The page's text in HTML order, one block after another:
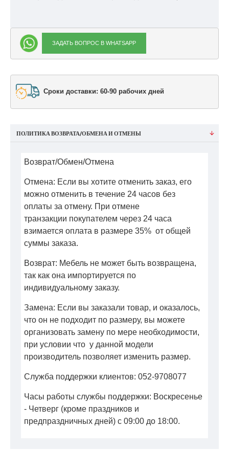
ЗАДАТЬ ВОПРОС В WHATSAPP
Сроки доставки: 60-90 рабочих дней
ПОЛИТИКА ВОЗВРАТА/ОБМЕНА И ОТМЕНЫ
Возврат/Обмен/Отмена
Отмена: Если вы хотите отменить заказ, его
можно отменить в течение 24 часов без
оплаты за отмену. При отмене
транзакции покупателем через 24 часа
взимается оплата в размере 35% от общей
суммы заказа.
Возврат: Мебель не может быть возвращена,
так как она импортируется по
индивидуальному заказу.
Замена: Если вы заказали товар, и оказалось,
что он не подходит по размеру, вы можете
организовать замену по мере необходимости,
при условии что у данной модели
производитель позволяет изменить размер.
Служба поддержки клиентов: 052-9708077
Часы работы службы поддержки: Воскресенье
- Четверг (кроме праздников и
предпраздничных дней) с 09:00 до 18:00.